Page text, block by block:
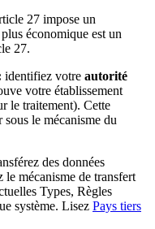
27 impose un
économique est un
27.
identifiez votre autorité
votre établissement
le traitement). Cette
le mécanisme du
des données
mécanisme de transfert
Types, Règles
système. Lisez Pays tiers